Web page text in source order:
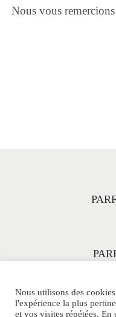
Nous vous
Nous utilisons des
l'expérience la plus
et vos visites répétées.